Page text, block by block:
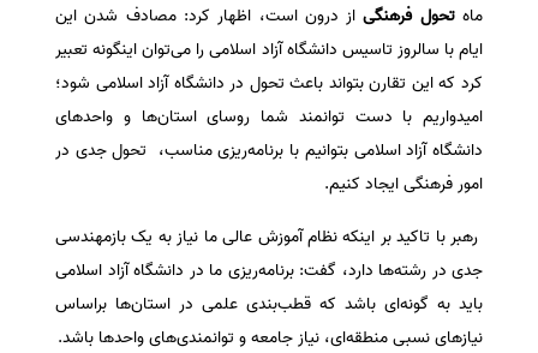
ماهتحول فرهنگیاز درون است، اظهار کرد: مصادف شدن این
ایام با سالروز تاسیس دانشگاه آزاد اسلامی را می‌توان اینگونه تعبیر
کرد که این تقارن بتواند باعث تحول در دانشگاه آزاد اسلامی شود؛
امیدواریم با دست توانمند شما روسای استان‌ها و واحد‌های
دانشگاه آزاد اسلامی بتوانیم با برنامه‌ریزی مناسب، تحول جدی در
امور فرهنگی ایجاد کنیم.
رهبر با تاکید بر اینکه نظام آموزش عالی ما نیاز به یک بازمهندسی
جدی در رشته‌ها دارد، گفت: برنامه‌ریزی ما در دانشگاه آزاد اسلامی
باید به گونه‌ای باشد که قطب‌بندی علمی در استان‌ها براساس
نیاز‌های نسبی منطقه‌ای، نیاز جامعه و توانمندی‌های واحد‌ها باشد.